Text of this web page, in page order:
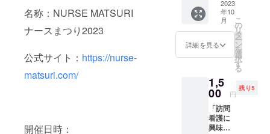
名称：NURSE MATSURI
ナースまつり2023
公式サイト： https://nurse-
matsuri.com/
開催日時：
カッ
ション
・看護
様性を
語るパ
カッ
ション
（私ら
しさ全
開ナー
機能を
使用し
ます。
祭：
2023年
10月14
日(土)
15日
いただ
けま
す。メ
イン会
場：サ
ンライ
）＋参
加チ
ケット
＝1000
円（60
席のう
ち一部
※受付で
CAMPF
IRE支援
画面を
見せて
くださ
2023
年10
月
詳細を見る
こ
の
リ
タ
ー
ン
を
選
択
す
る
1,5
00 円
残り5
「訪問
看護に
興味の